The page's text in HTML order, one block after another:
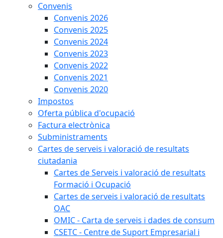
Convenis
Convenis 2026
Convenis 2025
Convenis 2024
Convenis 2023
Convenis 2022
Convenis 2021
Convenis 2020
Impostos
Oferta pública d'ocupació
Factura electrònica
Subministraments
Cartes de serveis i valoració de resultats
ciutadania
Cartes de Serveis i valoració de resultats
Formació i Ocupació
Cartes de serveis i valoració de resultats
OAC
OMIC - Carta de serveis i dades de consum
CSETC - Centre de Suport Empresarial i